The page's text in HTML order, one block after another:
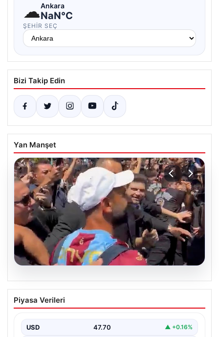
☁Ankara
NaN°C
ŞEHIR SEÇ
Bizi Takip Edin
Yan Manşet
Mohamed Salah’tan Tarihi İlk Üçlü
Başarı
önemli bir dönüm noktasına imza attı. Takımının
hücum…
Piyasa Verileri
USD 47.70 ▲ +0.16%